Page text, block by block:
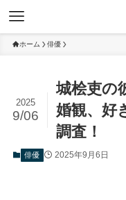
ホーム 俳優
城桧吏の
婚観、好
調査！
2025
9/06
俳優 2025年9月6日